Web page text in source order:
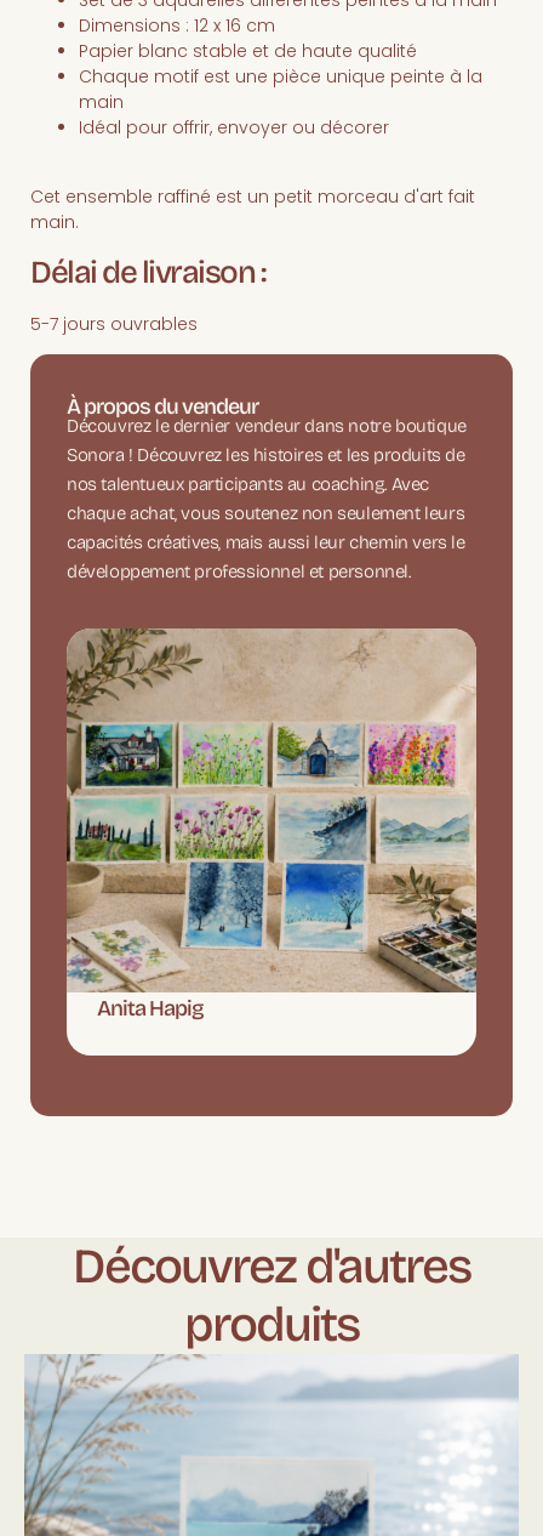
Dimensions : 12 x 16 cm
Papier blanc stable et de haute qualité
Chaque motif est une pièce unique peinte à la
main
Idéal pour offrir, envoyer ou décorer
Cet ensemble raffiné est un petit morceau d'art fait
main.
Délai de livraison :
5-7 jours ouvrables
À propos du vendeur
Découvrez le dernier vendeur dans notre boutique
Sonora ! Découvrez les histoires et les produits de
nos talentueux participants au coaching. Avec
chaque achat, vous soutenez non seulement leurs
capacités créatives, mais aussi leur chemin vers le
développement professionnel et personnel.
Anita Hapig
Découvrez d'autres
produits